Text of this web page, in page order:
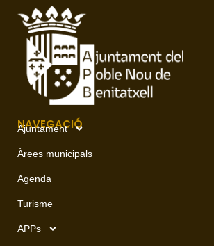
NAVEGACIÓ
Ajuntament
Àrees municipals
Agenda
Turisme
APPs